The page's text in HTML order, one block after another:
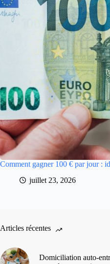
Comment gagner 100 € par jour :
juillet 23, 2026
Articles récentes
Domiciliation auto-